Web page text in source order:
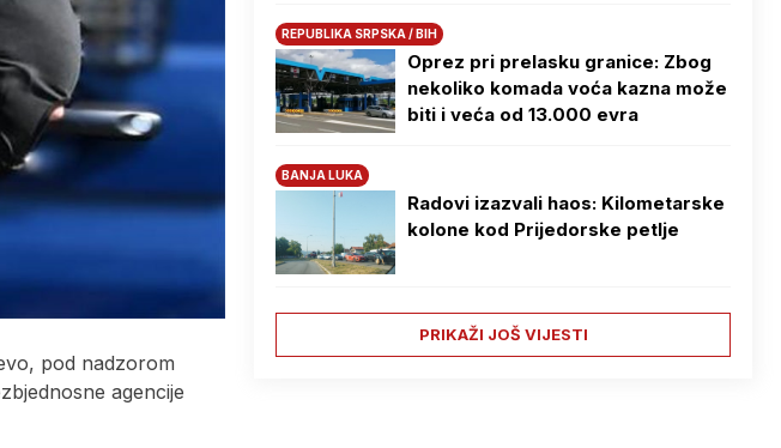
pod nadzorom
agencije
REPUBLIKA SRPSKA / BIH
Oprez pri prelasku granice: Zbog
nekoliko komada voća kazna može
biti i veća od 13.000 evra
BANJA LUKA
Radovi izazvali haos: Kilometarske
kolone kod Prijedorske petlje
PRIKAŽI JOŠ VIJESTI